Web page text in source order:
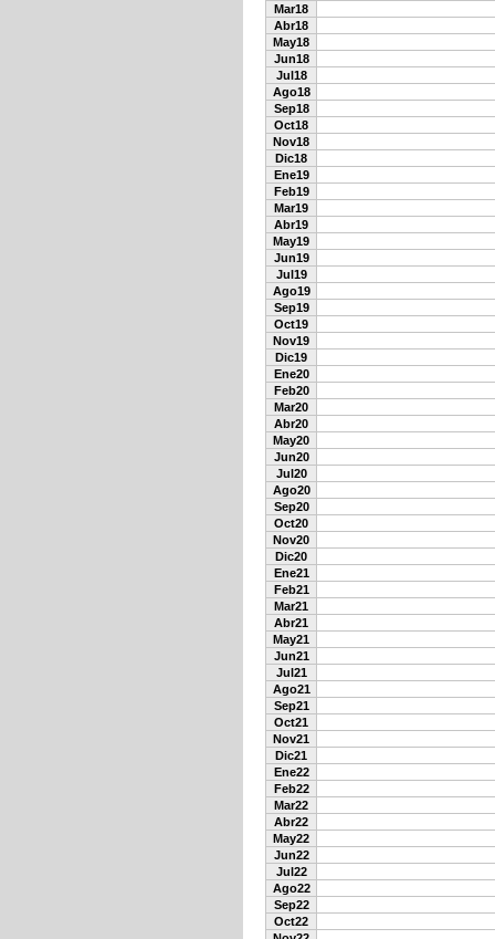
Mar18
Abr18
May18
Jun18
Jul18
Ago18
Sep18
Oct18
Nov18
Dic18
Ene19
Feb19
Mar19
Abr19
May19
Jun19
Jul19
Ago19
Sep19
Oct19
Nov19
Dic19
Ene20
Feb20
Mar20
Abr20
May20
Jun20
Jul20
Ago20
Sep20
Oct20
Nov20
Dic20
Ene21
Feb21
Mar21
Abr21
May21
Jun21
Jul21
Ago21
Sep21
Oct21
Nov21
Dic21
Ene22
Feb22
Mar22
Abr22
May22
Jun22
Jul22
Ago22
Sep22
Oct22